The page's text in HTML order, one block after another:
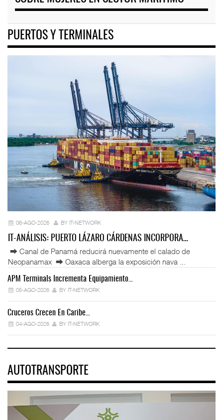
PUERTOS Y TERMINALES
06-AGO-2026 BY IT-NETWORK
IT-ANÁLISIS: PUERTO LÁZARO CÁRDENAS INCORPORA…
⮕ Canal de Panamá reducirá nuevamente el calado de
Neopanamax ⮕ Oaxaca alberga la exposición nava ...
APM Terminals Incrementa Equipamiento…
05-AGO-2026 BY IT-NETWORK
Cruceros Crecen En Caribe…
04-AGO-2026 BY IT-NETWORK
AUTOTRANSPORTE